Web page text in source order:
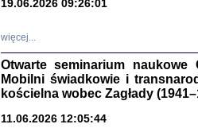
19.06.2026 09:26:01
więcej...
Otwarte seminarium
Mobilni świadkowie i
kościelna wobec Zagłady
11.06.2026 12:05:44